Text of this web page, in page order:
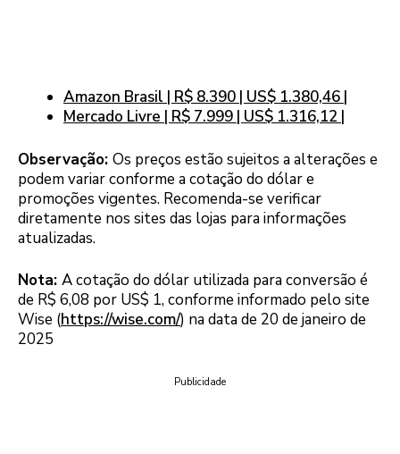
Amazon Brasil | R$ 8.390 | US$ 1.380,46 |
Mercado Livre | R$ 7.999 | US$ 1.316,12 |
Observação: Os preços estão sujeitos a alterações e
podem variar conforme a cotação do dólar e
promoções vigentes. Recomenda-se verificar
diretamente nos sites das lojas para informações
atualizadas.
Nota: A cotação do dólar utilizada para conversão é
de R$ 6,08 por US$ 1, conforme informado pelo site
Wise (https://wise.com/) na data de 20 de janeiro de
2025
Publicidade